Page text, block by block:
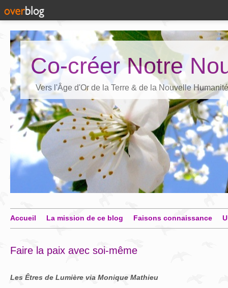
Co-créer Notre
Vers l'Âge d'Or de la Terre & de la Nouvelle Humanité
Accueil La mission de ce blog Faisons connaissance
Faire la paix avec soi-même
Les Êtres de Lumière via Monique Mathieu